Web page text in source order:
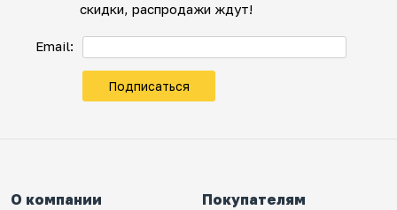
скидки, распродажи ждут!
Email:
Подписаться
О компании Покупателям